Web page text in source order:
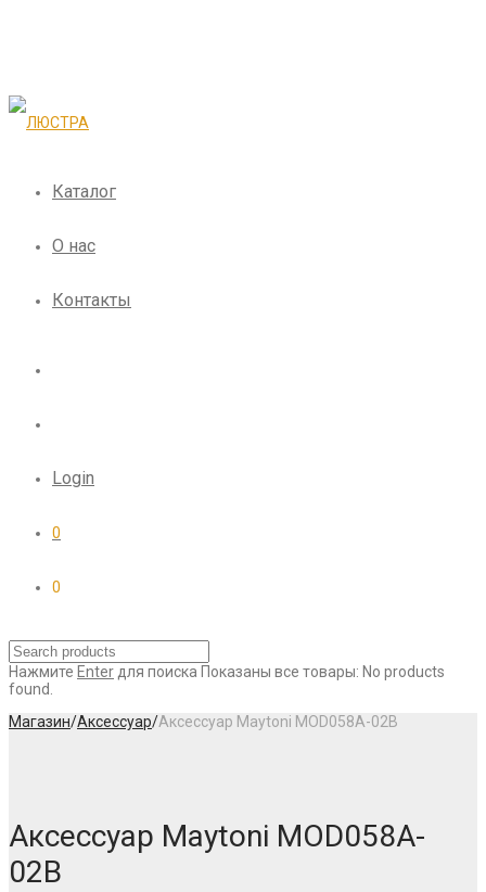
Каталог
О нас
Контакты
Login
0
0
Нажмите Enter для поиска Показаны все товары: No products
found.
Магазин/Аксессуар/Аксессуар Maytoni MOD058A-02B
Аксессуар Maytoni MOD058A-
02B